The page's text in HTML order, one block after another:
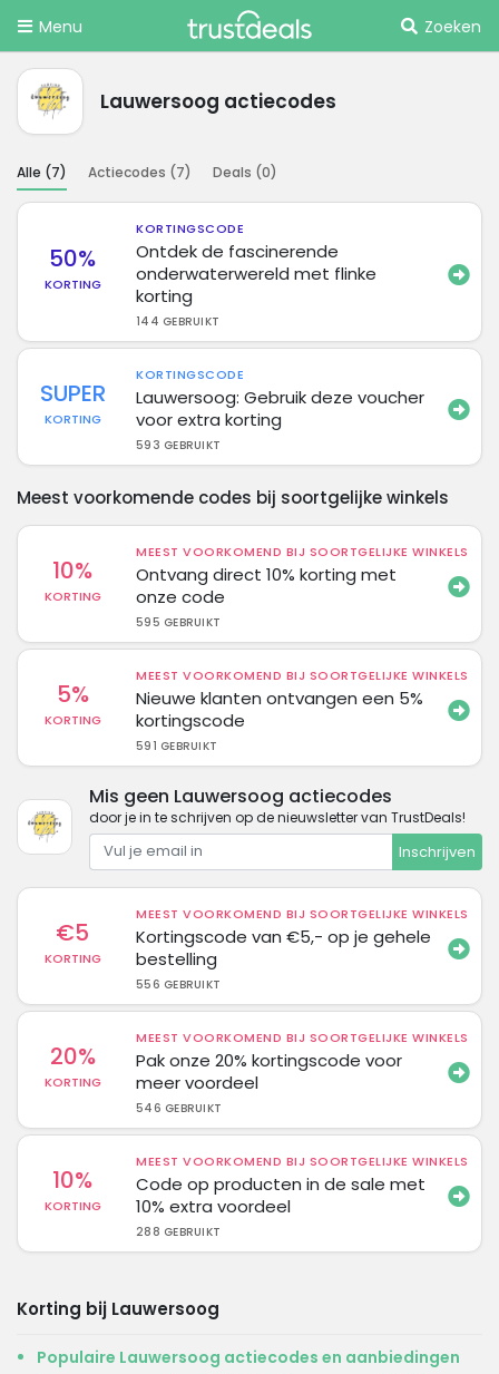
Menu Zoeken
Lauwersoog actiecodes
Alle (7) Actiecodes (7) Deals (0)
50%
KORTING
KORTINGSCODE
Ontdek de fascinerende
onderwaterwereld met flinke
korting
144 GEBRUIKT
SUPER
KORTING
KORTINGSCODE
Lauwersoog: Gebruik deze voucher
voor extra korting
593 GEBRUIKT
Meest voorkomende codes bij soortgelijke winkels
10%
KORTING
MEEST VOORKOMEND BIJ SOORTGELIJKE WINKELS
Ontvang direct 10% korting met
onze code
595 GEBRUIKT
5%
KORTING
MEEST VOORKOMEND BIJ SOORTGELIJKE WINKELS
Nieuwe klanten ontvangen een 5%
kortingscode
591 GEBRUIKT
Mis geen Lauwersoog actiecodes
door je in te schrijven op de nieuwsletter van TrustDeals!
Inschrijven
€5
KORTING
MEEST VOORKOMEND BIJ SOORTGELIJKE WINKELS
Kortingscode van €5,- op je gehele
bestelling
556 GEBRUIKT
20%
KORTING
MEEST VOORKOMEND BIJ SOORTGELIJKE WINKELS
Pak onze 20% kortingscode voor
meer voordeel
546 GEBRUIKT
10%
KORTING
MEEST VOORKOMEND BIJ SOORTGELIJKE WINKELS
Code op producten in de sale met
10% extra voordeel
288 GEBRUIKT
Korting bij Lauwersoog
Populaire Lauwersoog actiecodes en aanbiedingen